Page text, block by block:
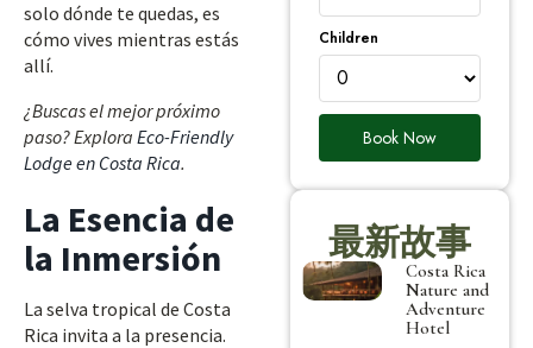
solo dónde te quedas, es
cómo vives mientras estás
allí.
¿Buscas el mejor próximo
paso? Explora Eco-Friendly
Lodge en Costa Rica.
La Esencia de
la Inmersión
La selva tropical de Costa
Rica invita a la presencia.
Children
Book Now
最新故事
Costa Rica
Nature and
Adventure
Hotel